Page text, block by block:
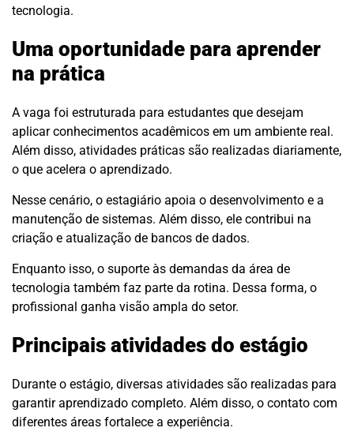
tecnologia.
Uma oportunidade para aprender
na prática
A vaga foi estruturada para estudantes que desejam
aplicar conhecimentos acadêmicos em um ambiente real.
Além disso, atividades práticas são realizadas diariamente,
o que acelera o aprendizado.
Nesse cenário, o estagiário apoia o desenvolvimento e a
manutenção de sistemas. Além disso, ele contribui na
criação e atualização de bancos de dados.
Enquanto isso, o suporte às demandas da área de
tecnologia também faz parte da rotina. Dessa forma, o
profissional ganha visão ampla do setor.
Principais atividades do estágio
Durante o estágio, diversas atividades são realizadas para
garantir aprendizado completo. Além disso, o contato com
diferentes áreas fortalece a experiência.